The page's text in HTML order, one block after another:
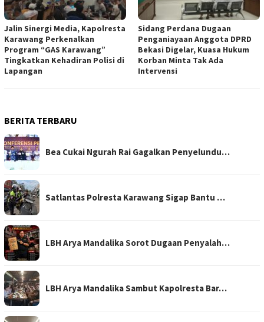
Jalin Sinergi Media, Kapolresta
Karawang Perkenalkan
Program “GAS Karawang”
Tingkatkan Kehadiran Polisi di
Lapangan
Sidang Perdana Dugaan
Penganiayaan Anggota DPRD
Bekasi Digelar, Kuasa Hukum
Korban Minta Tak Ada
Intervensi
BERITA TERBARU
Bea Cukai Ngurah Rai Gagalkan Penyelundu…
Satlantas Polresta Karawang Sigap Bantu …
LBH Arya Mandalika Sorot Dugaan Penyalah…
LBH Arya Mandalika Sambut Kapolresta Bar…